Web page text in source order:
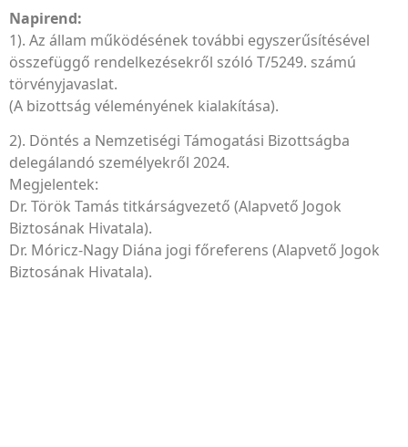
Napirend:
1). Az állam működésének további egyszerűsítésével
összefüggő rendelkezésekről szóló T/5249. számú
törvényjavaslat.
(A bizottság véleményének kialakítása).
2). Döntés a Nemzetiségi Támogatási Bizottságba
delegálandó személyekről 2024.
Megjelentek:
Dr. Török Tamás titkárságvezető (Alapvető Jogok
Biztosának Hivatala).
Dr. Móricz-Nagy Diána jogi főreferens (Alapvető Jogok
Biztosának Hivatala).